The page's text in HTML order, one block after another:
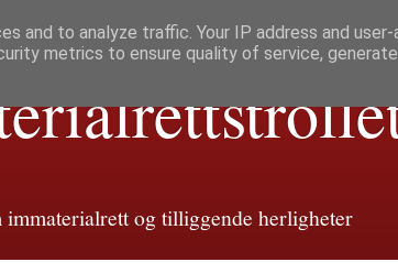
immaterialrett og tilliggende herligheter
and to analyze traffic. Your IP address and
metrics to ensure quality of service,